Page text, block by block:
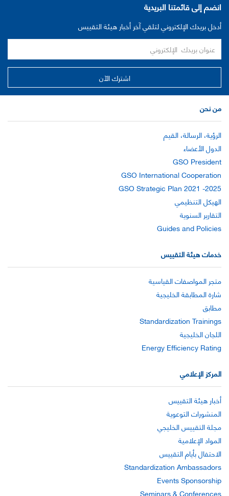
انضم إلى قائمتنا البريدية
أدخل بريدك الإلكتروني لتلقي آخر أخبار هيئة التقييس
من نحن
الرؤية، الرسالة، القيم
الدول الأعضاء
GSO President
GSO International Cooperation
GSO Strategic Plan 2021 -2025
الهيكل التنظيمي
التقارير السنوية
Guides and Policies
خدمات هيئة التقييس
متجر المواصفات القياسية
شارة المطابقة الخليجية
مطابق
Standardization Trainings
اللجان الخليجية
Energy Efficiency Rating
المركز الإعلامي
أخبار هيئة التقييس
المنشورات التوعوية
مجلة التقييس الخليجي
المواد الإعلامية
الاحتفال بأيام التقييس
Standardization Ambassadors
Events Sponsorship
Seminars & Conferences